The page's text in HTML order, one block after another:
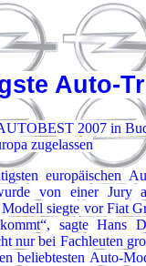
Auto-
2007 in
zugelassen
europäischen
von einer Jury
siegte vor Fiat
sagte
nur bei Fachleuten
beliebtesten Auto-